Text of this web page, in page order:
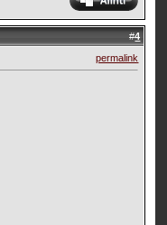
#4
permalink